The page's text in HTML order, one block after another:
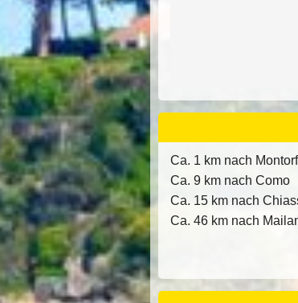
Ca. 1 km nach
Ca. 9 km nach Como
Ca. 15 km nach
Ca. 46 km nach